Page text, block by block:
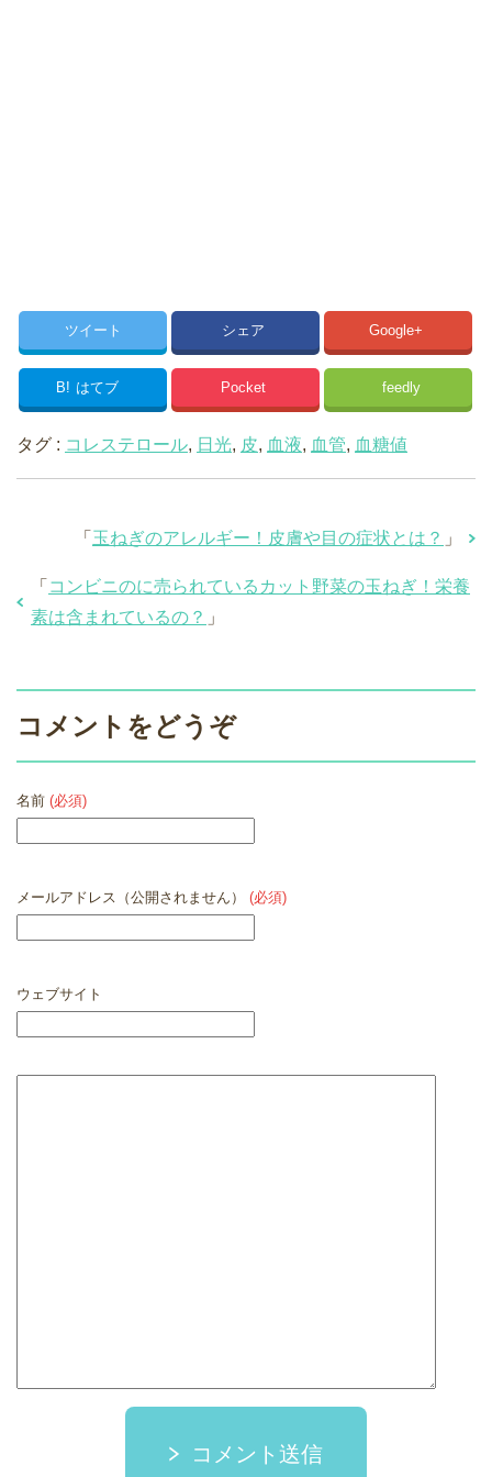
ツイート シェア Google+
B! はてブ Pocket feedly
タグ : コレステロール, 日光, 皮, 血液, 血管, 血糖値
「 玉ねぎのアレルギー！皮膚や目の症状とは？ 」
「 コンビニのに売られているカット野菜の玉ねぎ！栄養
素は含まれているの？ 」
コメントをどうぞ
名前 (必須)
メールアドレス（公開されません） (必須)
ウェブサイト
コメント送信